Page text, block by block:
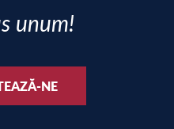
unum!
NE